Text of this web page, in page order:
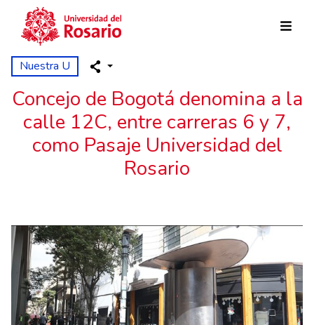
Pasar al contenido principal
Nuestra U
Concejo de Bogotá denomina a la
calle 12C, entre carreras 6 y 7,
como Pasaje Universidad del
Rosario